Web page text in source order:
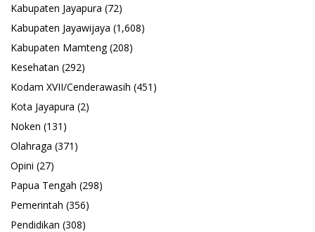
Kabupaten Jayapura (72)
Kabupaten Jayawijaya (1,608)
Kabupaten Mamteng(208)
Kesehatan (292)
Kodam XVII/Cenderawasih (451)
Kota Jayapura (2)
Noken (131)
Olahraga (371)
Opini (27)
Papua Tengah (298)
Pemerintah (356)
Pendidikan (308)